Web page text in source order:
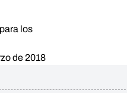
los
de 2018